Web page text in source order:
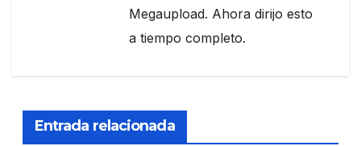
Megaupload. Ahora dirijo esto
a tiempo completo.
Entrada relacionada